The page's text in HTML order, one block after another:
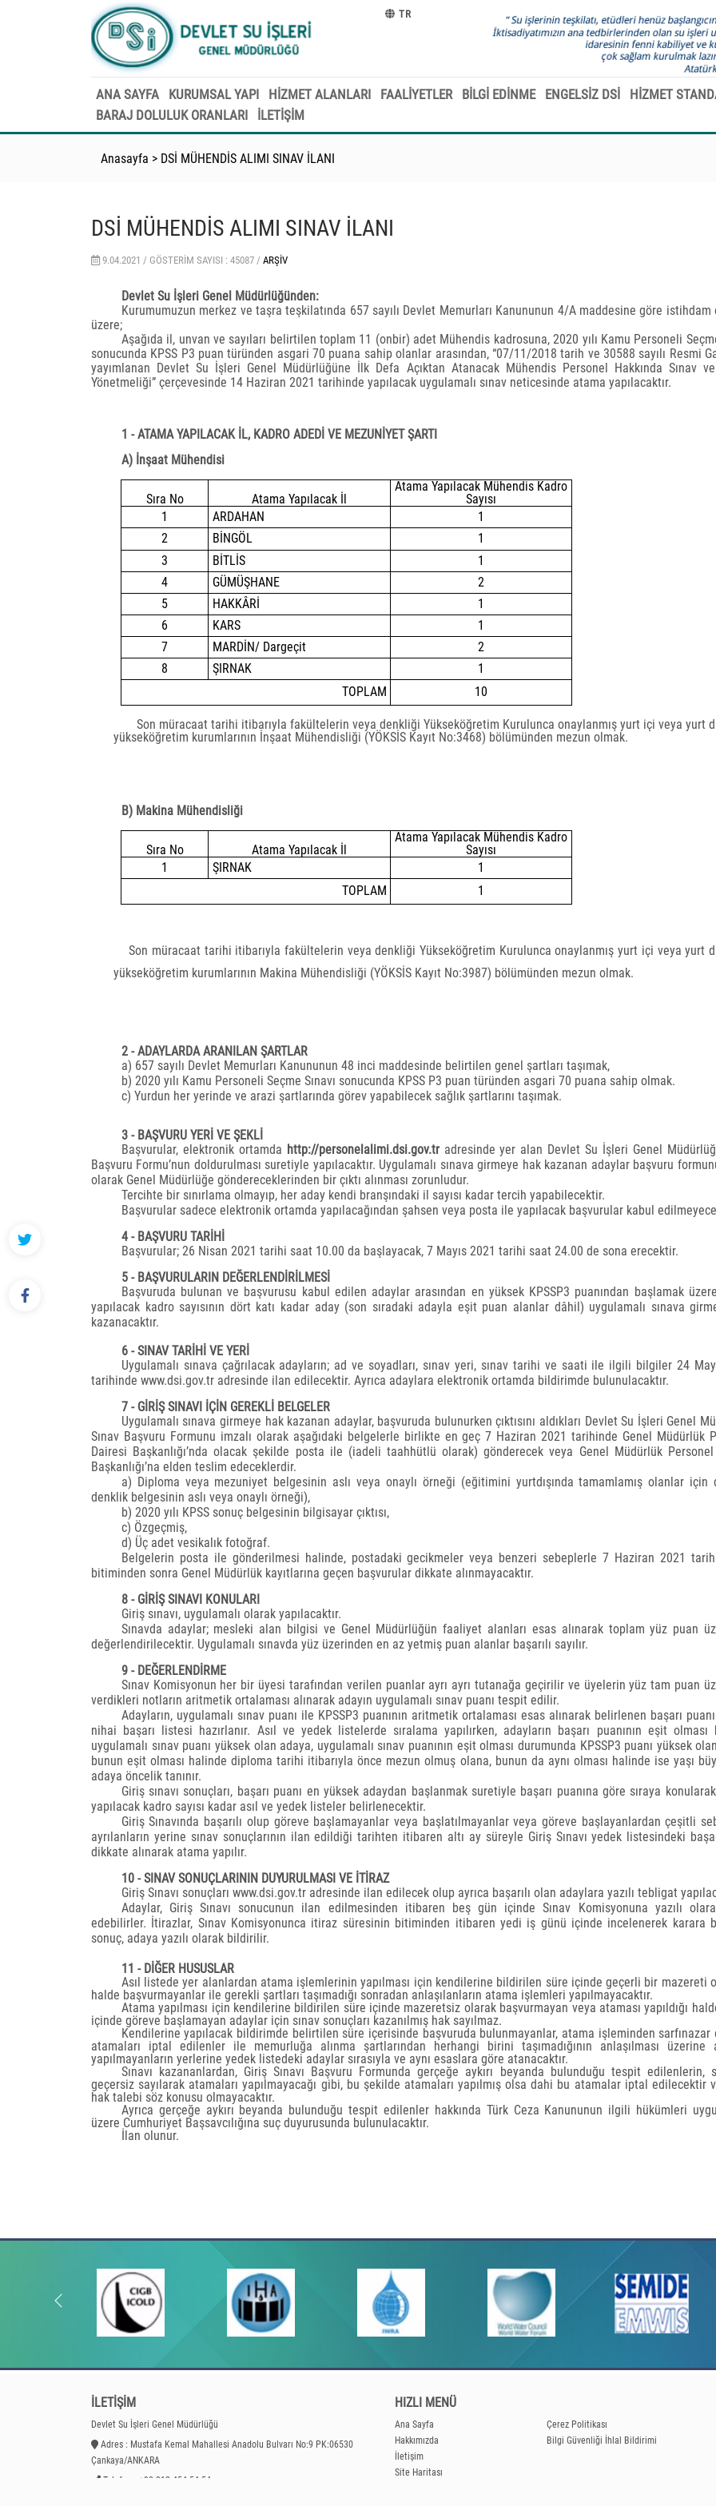
TR
ANA SAYFA KURUMSAL YAPI HİZMET ALANLARI FAALİYETLER BİLGİ EDİNME ENGELSİZ DSİ
HİZMET
BARAJ DOLULUK ORANLARI
İLETİŞİM
Anasayfa > DSİ MÜHENDİS ALIMI SINAV İLANI
DSİ MÜHENDİS ALIMI SINAV İLANI
9.04.2021 / GÖSTERIM SAYISI : 45087 / ARŞIV
Devlet Su İşleri Genel Müdürlüğünden:
Kurumumuzun merkez ve taşra teşkilatında 657 sayılı Devlet Memurları Kanununun 4/A maddesine göre istihdam
üzere;
Aşağıda il, unvan ve sayıları belirtilen toplam 11 (onbir) adet Mühendis kadrosuna, 2020 yılı Kamu Personeli
sonucunda KPSS P3 puan türünden asgari 70 puana sahip olanlar arasından, “07/11/2018 tarih ve 30588 sayılı Resmi
yayımlanan Devlet Su İşleri Genel Müdürlüğüne İlk Defa Açıktan Atanacak Mühendis Personel Hakkında Sınav
Yönetmeliği” çerçevesinde 14 Haziran 2021 tarihinde yapılacak uygulamalı sınav neticesinde atama yapılacaktır.
1 - ATAMA YAPILACAK İL, KADRO ADEDİ VE MEZUNİYET ŞARTI
A) İnşaat Mühendisi
Sıra No Atama Yapılacak İl
Atama Yapılacak Mühendis Kadro
Sayısı
1
ARDAHAN
1
2
BİNGÖL
1
3
BİTLİS
1
4
GÜMÜŞHANE
2
5
HAKKÂRİ
1
6
KARS
1
7
MARDİN/ Dargeçit
2
8
ŞIRNAK
1
TOPLAM
10
Son müracaat tarihi itibarıyla fakültelerin veya denkliği Yükseköğretim Kurulunca onaylanmış yurt içi veya yurt
yükseköğretim kurumlarının İnşaat Mühendisliği (YÖKSİS Kayıt No:3468) bölümünden mezun olmak.
B) Makina Mühendisliği
Sıra No Atama Yapılacak İl
Atama Yapılacak Mühendis Kadro
Sayısı
1
ŞIRNAK
1
TOPLAM
1
Son müracaat tarihi itibarıyla fakültelerin veya denkliği Yükseköğretim Kurulunca onaylanmış yurt içi veya yurt
yükseköğretim kurumlarının Makina Mühendisliği (YÖKSİS Kayıt No:3987) bölümünden mezun olmak.
2 - ADAYLARDA ARANILAN ŞARTLAR
a) 657 sayılı Devlet Memurları Kanununun 48 inci maddesinde belirtilen genel şartları taşımak,
b) 2020 yılı Kamu Personeli Seçme Sınavı sonucunda KPSS P3 puan türünden asgari 70 puana sahip olmak.
c) Yurdun her yerinde ve arazi şartlarında görev yapabilecek sağlık şartlarını taşımak.
3 - BAŞVURU YERİ VE ŞEKLİ
Başvurular, elektronik ortamda http://personelalimi.dsi.gov.tradresinde yer alan Devlet Su İşleri Genel
Başvuru Formu’nun doldurulması suretiyle yapılacaktır. Uygulamalı sınava girmeye hak kazanan adaylar başvuru
olarak Genel Müdürlüğe göndereceklerinden bir çıktı alınması zorunludur.
Tercihte bir sınırlama olmayıp, her aday kendi branşındaki il sayısı kadar tercih yapabilecektir.
Başvurular sadece elektronik ortamda yapılacağından şahsen veya posta ile yapılacak başvurular kabul
4 - BAŞVURU TARİHİ
Başvurular; 26 Nisan 2021 tarihi saat 10.00 da başlayacak, 7 Mayıs 2021 tarihi saat 24.00 de sona erecektir.
5 - BAŞVURULARIN DEĞERLENDİRİLMESİ
Başvuruda bulunan ve başvurusu kabul edilen adaylar arasından en yüksek KPSSP3 puanından başlamak
yapılacak kadro sayısının dört katı kadar aday (son sıradaki adayla eşit puan alanlar dâhil) uygulamalı sınava
kazanacaktır.
6 - SINAV TARİHİ VE YERİ
Uygulamalı sınava çağrılacak adayların; ad ve soyadları, sınav yeri, sınav tarihi ve saati ile ilgili bilgiler 24
tarihinde www.dsi.gov.tr adresinde ilan edilecektir. Ayrıca adaylara elektronik ortamda bildirimde bulunulacaktır.
7 - GİRİŞ SINAVI İÇİN GEREKLİ BELGELER
Uygulamalı sınava girmeye hak kazanan adaylar, başvuruda bulunurken çıktısını aldıkları Devlet Su İşleri Genel
Sınav Başvuru Formunu imzalı olarak aşağıdaki belgelerle birlikte en geç 7 Haziran 2021 tarihinde Genel Müdürlük
Dairesi Başkanlığı’nda olacak şekilde posta ile (iadeli taahhütlü olarak) gönderecek veya Genel Müdürlük
Başkanlığı’na elden teslim edeceklerdir.
a) Diploma veya mezuniyet belgesinin aslı veya onaylı örneği (eğitimini yurtdışında tamamlamış olanlar için
denklik belgesinin aslı veya onaylı örneği),
b) 2020 yılı KPSS sonuç belgesinin bilgisayar çıktısı,
c) Özgeçmiş,
d) Üç adet vesikalık fotoğraf.
Belgelerin posta ile gönderilmesi halinde, postadaki gecikmeler veya benzeri sebeplerle 7 Haziran 2021
bitiminden sonra Genel Müdürlük kayıtlarına geçen başvurular dikkate alınmayacaktır.
8 - GİRİŞ SINAVI KONULARI
Giriş sınavı, uygulamalı olarak yapılacaktır.
Sınavda adaylar; mesleki alan bilgisi ve Genel Müdürlüğün faaliyet alanları esas alınarak toplam yüz puan
değerlendirilecektir. Uygulamalı sınavda yüz üzerinden en az yetmiş puan alanlar başarılı sayılır.
9 - DEĞERLENDİRME
Sınav Komisyonun her bir üyesi tarafından verilen puanlar ayrı ayrı tutanağa geçirilir ve üyelerin yüz tam puan
verdikleri notların aritmetik ortalaması alınarak adayın uygulamalı sınav puanı tespit edilir.
Adayların, uygulamalı sınav puanı ile KPSSP3 puanının aritmetik ortalaması esas alınarak belirlenen başarı
nihai başarı listesi hazırlanır. Asıl ve yedek listelerde sıralama yapılırken, adayların başarı puanının eşit olması
uygulamalı sınav puanı yüksek olan adaya, uygulamalı sınav puanının eşit olması durumunda KPSSP3 puanı yüksek
bunun eşit olması halinde diploma tarihi itibarıyla önce mezun olmuş olana, bunun da aynı olması halinde ise yaşı
adaya öncelik tanınır.
Giriş sınavı sonuçları, başarı puanı en yüksek adaydan başlanmak suretiyle başarı puanına göre sıraya
yapılacak kadro sayısı kadar asıl ve yedek listeler belirlenecektir.
Giriş Sınavında başarılı olup göreve başlamayanlar veya başlatılmayanlar veya göreve başlayanlardan çeşitli
ayrılanların yerine sınav sonuçlarının ilan edildiği tarihten itibaren altı ay süreyle Giriş Sınavı yedek listesindeki
dikkate alınarak atama yapılır.
10 - SINAV SONUÇLARININ DUYURULMASI VE İTİRAZ
Giriş Sınavı sonuçları www.dsi.gov.tr adresinde ilan edilecek olup ayrıca başarılı olan adaylara yazılı tebligat
Adaylar, Giriş Sınavı sonucunun ilan edilmesinden itibaren beş gün içinde Sınav Komisyonuna yazılı
edebilirler. İtirazlar, Sınav Komisyonunca itiraz süresinin bitiminden itibaren yedi iş günü içinde incelenerek karara
sonuç, adaya yazılı olarak bildirilir.
11 - DİĞER HUSUSLAR
Asıl listede yer alanlardan atama işlemlerinin yapılması için kendilerine bildirilen süre içinde geçerli bir mazereti
halde başvurmayanlar ile gerekli şartları taşımadığı sonradan anlaşılanların atama işlemleri yapılmayacaktır.
Atama yapılması için kendilerine bildirilen süre içinde mazeretsiz olarak başvurmayan veya ataması yapıldığı
içinde göreve başlamayan adaylar için sınav sonuçları kazanılmış hak sayılmaz.
Kendilerine yapılacak bildirimde belirtilen süre içerisinde başvuruda bulunmayanlar, atama işleminden sarfınazar
atamaları iptal edilenler ile memurluğa alınma şartlarından herhangi birini taşımadığının anlaşılması üzerine
yapılmayanların yerlerine yedek listedeki adaylar sırasıyla ve aynı esaslara göre atanacaktır.
Sınavı kazananlardan, Giriş Sınavı Başvuru Formunda gerçeğe aykırı beyanda bulunduğu tespit edilenlerin,
geçersiz sayılarak atamaları yapılmayacağı gibi, bu şekilde atamaları yapılmış olsa dahi bu atamalar iptal edilecektir
hak talebi söz konusu olmayacaktır.
Ayrıca gerçeğe aykırı beyanda bulunduğu tespit edilenler hakkında Türk Ceza Kanununun ilgili hükümleri
üzere Cumhuriyet Başsavcılığına suç duyurusunda bulunulacaktır.
İlan olunur.
İLETİŞİM
Devlet Su İşleri Genel Müdürlüğü
Adres : Mustafa Kemal Mahallesi Anadolu Bulvarı No:9 PK:06530
Çankaya/ANKARA
Telefon : +90 312 454 54 54
HIZLI MENÜ
Ana Sayfa
Hakkımızda
İletişim
Site Haritası
Çerez Politikası
Bilgi Güvenliği İhlal Bildirimi